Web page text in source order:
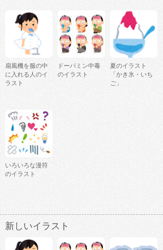
扇風機を服の中
に入れる人のイ
ラスト
ドーパミン中毒
のイラスト
夏のイラスト
「かき氷・いち
ご」
いろいろな漫符
のイラスト
新しいイラスト